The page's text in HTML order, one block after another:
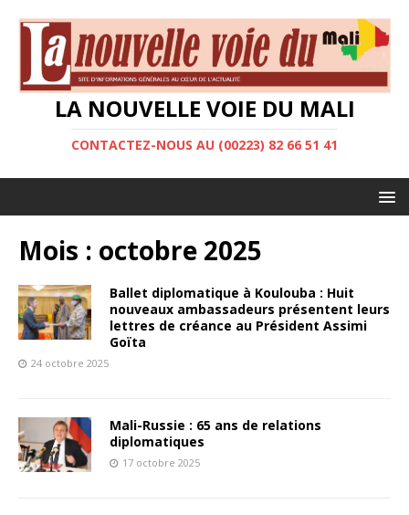
LA NOUVELLE VOIE DU MALI
CONTACTEZ-NOUS AU (00223) 82 66 51 41
Mois : octobre 2025
Ballet diplomatique à Koulouba : Huit
nouveaux ambassadeurs présentent leurs
lettres de créance au Président Assimi
Goïta
24 octobre 2025
Mali-Russie : 65 ans de relations
diplomatiques
17 octobre 2025